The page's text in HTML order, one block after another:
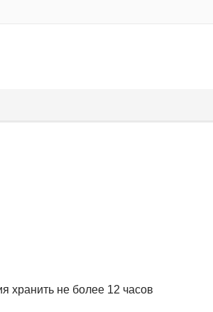
хранить не более 12 часов